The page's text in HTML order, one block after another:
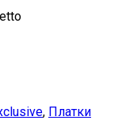
, Платки